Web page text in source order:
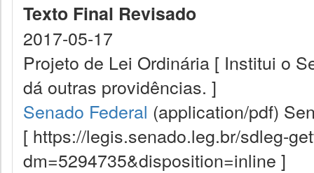
Texto Final Revisado
2017-05-17
Projeto de Lei Ordinária [ Institui o
dá outras providências. ]
Senado Federal (application/pdf)
[ https://legis.senado.leg.br/sdleg-
dm=5294735&disposition=inline ]